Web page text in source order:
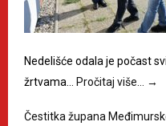
Nedelišće odala je počast
žrtvama… Pročitaj više… →
Čestitka župana